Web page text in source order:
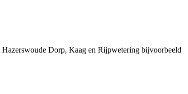
Dorp, Kaag en Rijpwetering bijvoorbeeld